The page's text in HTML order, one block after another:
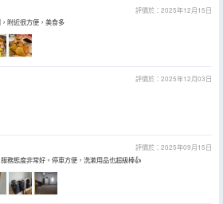
評價於：2025年12月15日
附近很方便，美食多
評價於：2025年12月03日
評價於：2025年09月15日
務態度非常好。停車方便，洗漱用品也超級棒👍